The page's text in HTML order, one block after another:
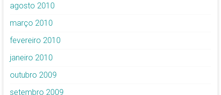
agosto 2010
março 2010
fevereiro 2010
janeiro 2010
outubro 2009
setembro 2009